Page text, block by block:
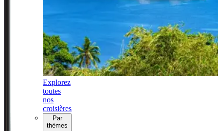
Explorez
toutes
nos
croisières
Par
thèmes